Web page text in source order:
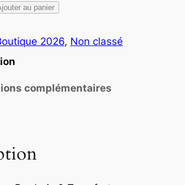
au panier
2026, Non classé
complémentaires